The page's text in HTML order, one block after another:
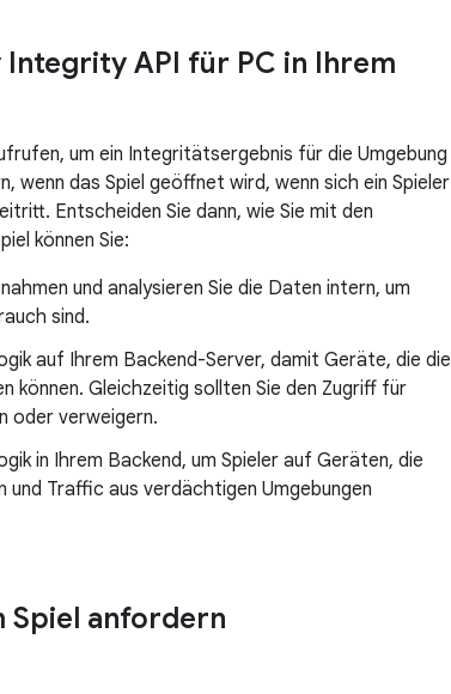
Integrity API für PC in Ihrem
um ein Integritätsergebnis für die Umgebung
wenn das Spiel geöffnet wird, wenn sich ein Spieler
Entscheiden Sie dann, wie Sie mit den
können Sie:
und analysieren Sie die Daten intern, um
sind.
auf Ihrem Backend-Server, damit Geräte, die die
können. Gleichzeitig sollten Sie den Zugriff für
oder verweigern.
in Ihrem Backend, um Spieler auf Geräten, die
Traffic aus verdächtigen Umgebungen
Spiel anfordern